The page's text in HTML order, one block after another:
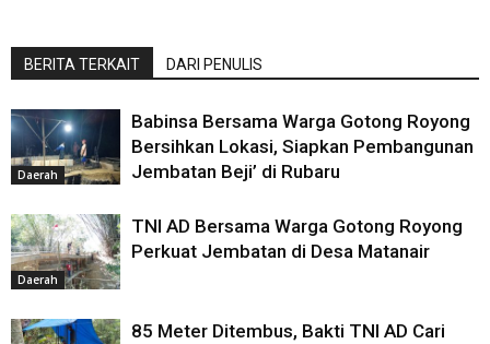
BERITA TERKAIT DARI PENULIS
Daerah
Babinsa Bersama Warga Gotong Royong
Bersihkan Lokasi, Siapkan Pembangunan
Jembatan Beji’ di Rubaru
Daerah
TNI AD Bersama Warga Gotong Royong
Perkuat Jembatan di Desa Matanair
85 Meter Ditembus, Bakti TNI AD Cari